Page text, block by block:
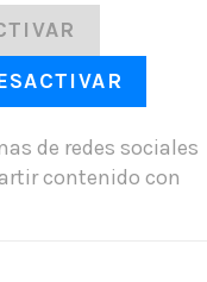
de redes sociales
contenido con